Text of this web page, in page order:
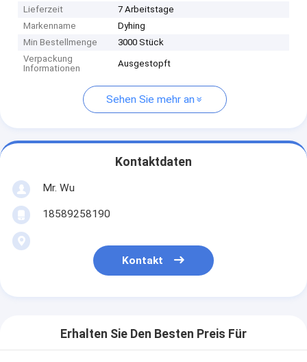
Lieferzeit
7 Arbeitstage
Markenname
Dyhing
Min Bestellmenge
3000 Stück
Verpackung
Informationen
Ausgestopft
Sehen Sie mehr an
Kontaktdaten
Mr. Wu
18589258190
Kontakt
Erhalten Sie Den Besten Preis Für